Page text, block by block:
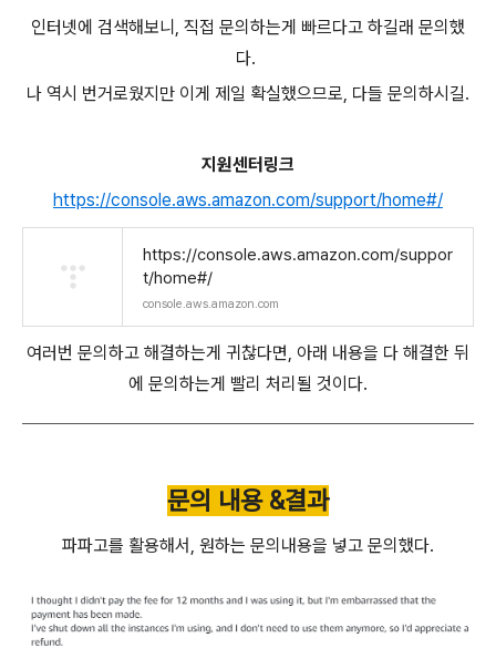
인터넷에 검색해보니, 직접 문의하는게 빠르다고 하길래 문의했
다.
나 역시 번거로웠지만 이게 제일 확실했으므로, 다들 문의하시길.
지원센터링크
https://console.aws.amazon.com/support/home#/
https://console.aws.amazon.com/suppor
t/home#/
console.aws.amazon.com
여러번 문의하고 해결하는게 귀찮다면, 아래 내용을 다 해결한 뒤
에 문의하는게 빨리 처리될 것이다.
문의 내용 &결과
파파고를 활용해서, 원하는 문의내용을 넣고 문의했다.